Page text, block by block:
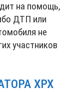
на помощь,
ДТП или
не
участников
XPX